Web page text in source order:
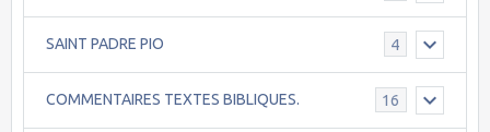
SAINT PADRE PIO 4
COMMENTAIRES TEXTES BIBLIQUES. 16